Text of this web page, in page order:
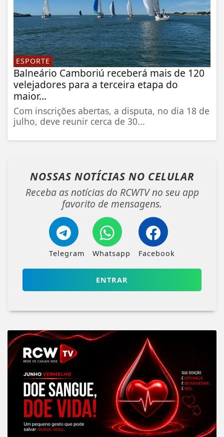
ESPORTE
Balneário Camboriú receberá mais de 120
velejadores para a terceira etapa do
maior...
Com inscrições abertas, a disputa, no dia 18 de
julho, deve reunir cerca de 30...
NOSSAS NOTÍCIAS NO CELULAR
Receba as notícias do RCWTV no seu app
favorito de mensagens.
Telegram Whatsapp Facebook
ENTRAR